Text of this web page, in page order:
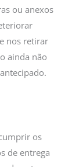
ou anexos
nos retirar
ainda não
os
de entrega